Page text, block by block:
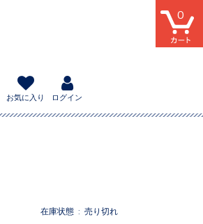
お気に入り ログイン
0
在庫状態 : 売り切れ